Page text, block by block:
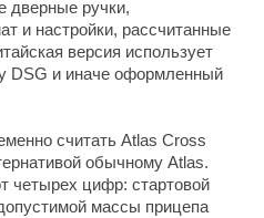
дверные ручки,
и настройки, рассчитанные
версия использует
DSG и иначе оформленный
считать Atlas Cross
обычному Atlas.
четырех цифр: стартовой
массы прицепа